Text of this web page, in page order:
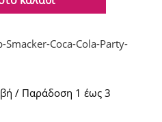
Smacker-Coca-Cola-Party-
/ Παράδοση 1 έως 3